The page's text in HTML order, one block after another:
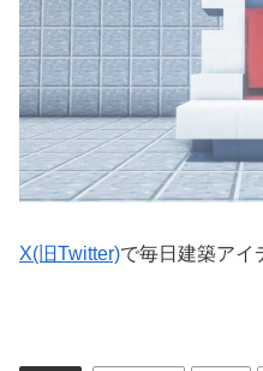
X(旧Twitter)で毎日建築アイ